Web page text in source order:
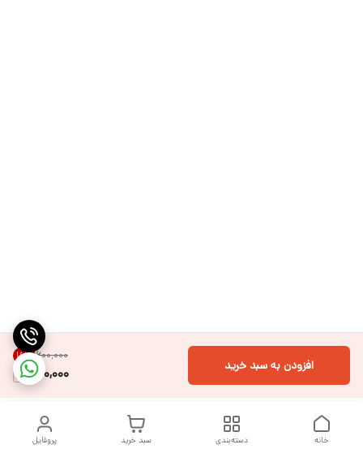
۶۰۰٬۰۰۰ 16%
500,000 افزودن به سبد خرید
پروفایل سبد خرید دسته‌بندی خانه